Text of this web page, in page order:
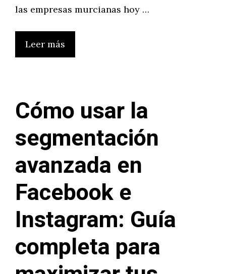
las empresas murcianas hoy …
Leer más
Cómo usar la
segmentación
avanzada en
Facebook e
Instagram: Guía
completa para